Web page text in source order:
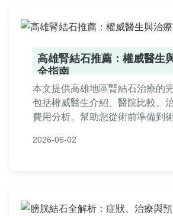
高雄腎結石推薦：權威醫生
全指南
本文提供高雄地區腎結石治療的
包括權威醫生介紹、醫院比較、
費用分析。幫助您從術前準備到
做出明智選擇。
2026-06-02